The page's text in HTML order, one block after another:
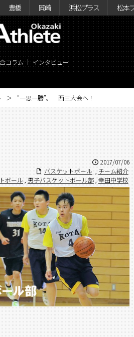
豊橋 岡崎 浜松プラス 松本
コラム インタビュー
“一思一勝”。 西三大会へ！
2017/07/06
バスケットボール
チーム紹介
ボール 男子バスケットボール部 幸田中学校